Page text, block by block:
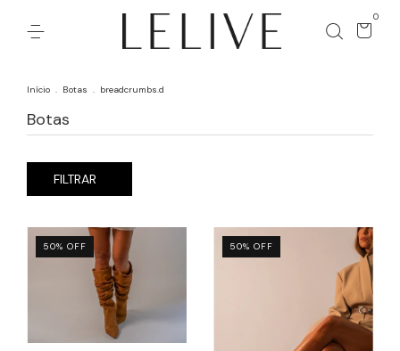
0
Início . Botas . breadcrumbs.d
Botas
FILTRAR
50% OFF 50% OFF